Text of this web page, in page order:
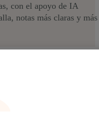
con el apoyo de IA
notas más claras y más